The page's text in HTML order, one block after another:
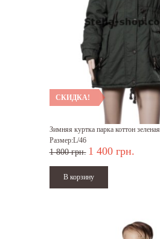
СКИДКА!
Зимняя куртка парка коттон зеленая
Размер:L/46
1 800 грн. 1 400 грн.